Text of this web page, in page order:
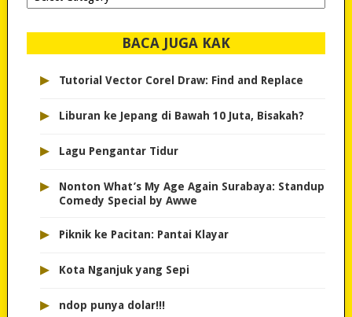
dipilih..
BACA JUGA KAK
▸ Tutorial Vector Corel Draw: Find and Replace
▸ Liburan ke Jepang di Bawah 10 Juta, Bisakah?
▸ Lagu Pengantar Tidur
▸
Nonton What’s My Age Again Surabaya: Standup
Comedy Special by Awwe
▸ Piknik ke Pacitan: Pantai Klayar
▸ Kota Nganjuk yang Sepi
▸ ndop punya dolar!!!